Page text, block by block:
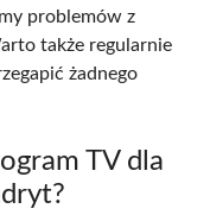
problemów z
także regularnie
żadnego
TV dla